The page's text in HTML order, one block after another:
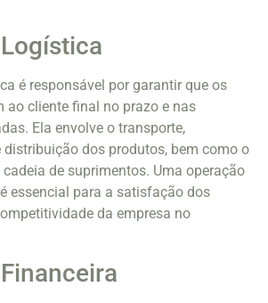
é responsável por garantir que os
ao cliente final no prazo e nas
Ela envolve o transporte,
distribuição dos produtos, bem como o
de suprimentos. Uma operação
essencial para a satisfação dos
da empresa no